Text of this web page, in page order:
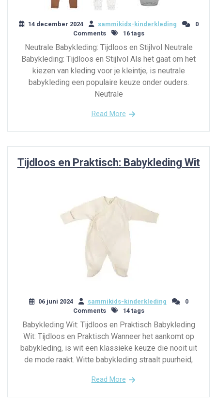
14 december 2024 sammikids-kinderkleding
0
Comments
16 tags
Neutrale Babykleding: Tijdloos en Stijlvol Neutrale
Babykleding: Tijdloos en Stijlvol Als het gaat om het
kiezen van kleding voor je kleintje, is neutrale
babykleding een populaire keuze onder ouders.
Neutrale
Read More
Tijdloos en Praktisch: Babykleding Wit
06 juni 2024 sammikids-kinderkleding
0
Comments
14 tags
Babykleding Wit: Tijdloos en Praktisch Babykleding
Wit: Tijdloos en Praktisch Wanneer het aankomt op
babykleding, is wit een klassieke keuze die nooit uit
de mode raakt. Witte babykleding straalt puurheid,
Read More